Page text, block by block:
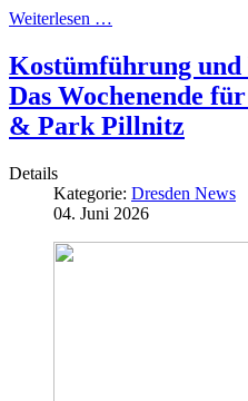
Weiterlesen …
Kostümführung
Das Wochenende
& Park Pillnitz
Details
Kategorie: Dresden News
04. Juni 2026